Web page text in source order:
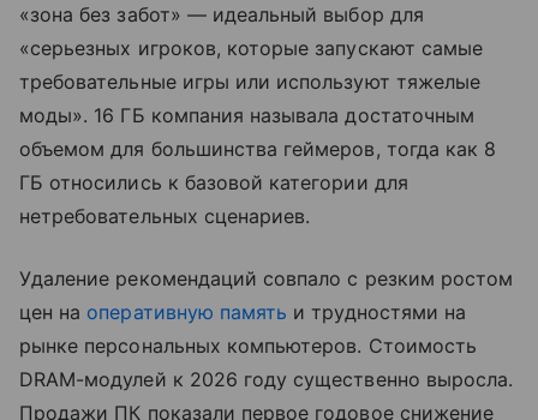
«зона без забот» — идеальный выбор для
«серьезных игроков, которые запускают самые
требовательные игры или используют тяжелые
моды». 16 ГБ компания называла достаточным
объемом для большинства геймеров, тогда как 8
ГБ относились к базовой категории для
нетребовательных сценариев.
Удаление рекомендаций совпало с резким ростом
цен на оперативную память и трудностями на
рынке персональных компьютеров. Стоимость
DRAM-модулей к 2026 году существенно выросла.
Продажи ПК показали первое годовое снижение